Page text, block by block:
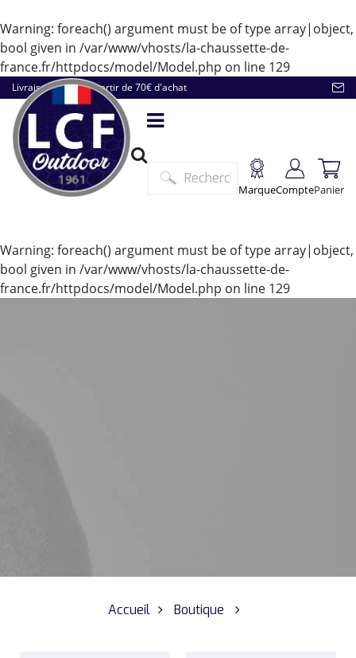
Warning: foreach() argument must be of type array|object,
bool given in /var/www/vhosts/la-chaussette-de-
france.fr/httpdocs/model/Model.php on line 129
Livraison offerte à partir de 70€ d'achat
MarqueComptePanier
Warning: foreach() argument must be of type array|object,
bool given in /var/www/vhosts/la-chaussette-de-
france.fr/httpdocs/model/Model.php on line 129
Accueil Boutique